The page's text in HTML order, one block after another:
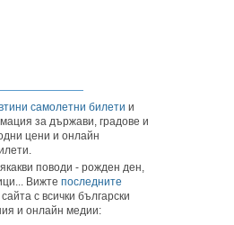
самолетни билети и
за държави, градове и
цени и онлайн
поводи - рожден ден,
Вижте последните
сайта с всички български
и онлайн медии: